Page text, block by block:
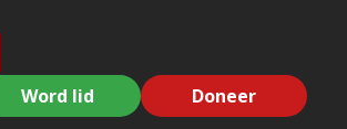
Word lid Doneer